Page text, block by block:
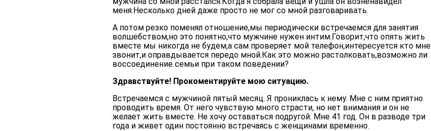
меня.Несколько дней даже просто не мог со мной разговаривать.
А потом резко поменял отношение,мы периодически встречаемся для занятия
волшебством,но это понятно,что мужчине нужен интим.Говорит,что опять жить
вместе мы никогда не будем,а сам проверяет мой телефон,интересуется кто мне
звонит,и оправдывается передо мной.Как это можно растолковать,возможно ли
воссоединение семьи при таком поведении?
Здравствуйте! Прокоментируйте мою ситуацию.
Встречаемся с мужчиной пятый месяц. Я прониклась к нему. Мне с ним приятно
проводить время. От него чувствую много страсти, но нет внимания и он не
желает жить вместе. Не хочу оставаться подругой. Мне 41 год. Он в разводе три
года и живет один постоянно встречаясь с женщинами временно.